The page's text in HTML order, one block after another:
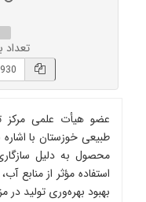
تعداد
عضو هیأت علمی مرکز
طبیعی خوزستان با
محصول به دلیل
استفاده مؤثر از منابع
بهبود بهره‌وری تولید در